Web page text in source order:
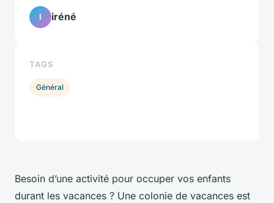
Besoin d’une activité pour occuper vos enfants
durant les vacances ? Une colonie de vacances est
I iréné
TAGS
Général